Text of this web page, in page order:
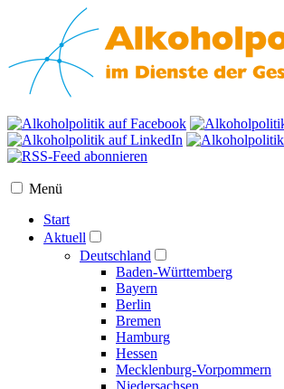
Menü
Start
Aktuell
Deutschland
Baden-Württemberg
Bayern
Berlin
Bremen
Hamburg
Hessen
Mecklenburg-Vorpommern
Niedersachsen